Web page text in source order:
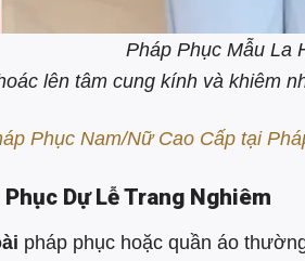
Pháp Phục Mẫu La
lên tâm cung kính và khiêm
Phục Nam/Nữ Cao Cấp tại
Dự Lễ Trang Nghiêm
pháp phục hoặc quần áo